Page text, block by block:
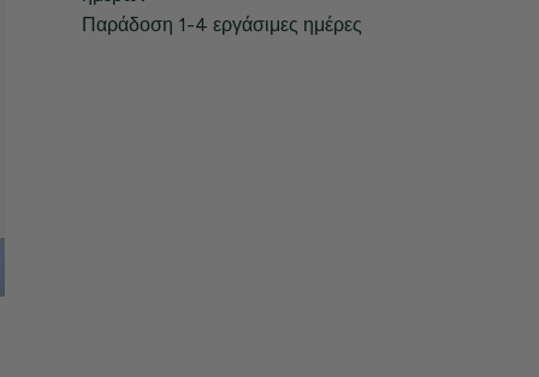
Παράδοση 1-4 εργάσιμες ημέρες